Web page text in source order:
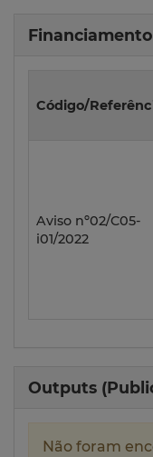
Código/
Aviso nº02/C05-
i01/2022
Outputs
Não foram